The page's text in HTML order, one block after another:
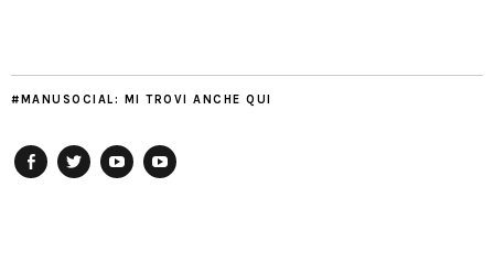
#MANUSOCIAL: MI TROVI ANCHE QUI